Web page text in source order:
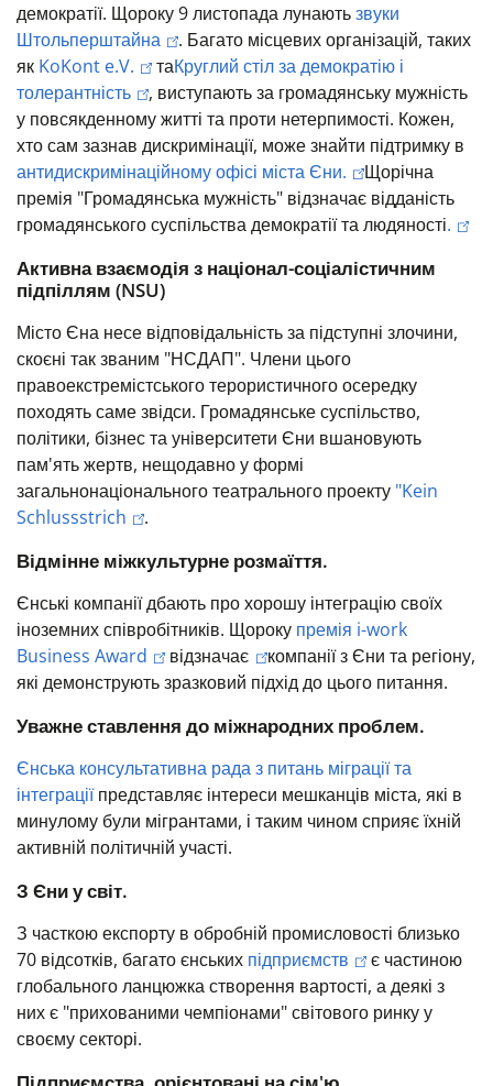
демократії. Щороку 9 листопада лунаютьзвуки
Штольперштайна
. Багато місцевих організацій, таких
як KoKont e.V. таКруглий стіл за демократію і
толерантність
, виступають за громадянську мужність
у повсякденному житті та проти нетерпимості. Кожен,
хто сам зазнав дискримінації, може знайти підтримку в
антидискримінаційному офісі міста Єни.
Щорічна
премія "Громадянська мужність" відзначає відданість
громадянського суспільства демократії та людяності.
Активна взаємодія з націонал-соціалістичним
підпіллям (NSU)
Місто Єна несе відповідальність за підступні злочини,
скоєні так званим "НСДАП". Члени цього
правоекстремістського терористичного осередку
походять саме звідси. Громадянське суспільство,
політики, бізнес та університети Єни вшановують
пам'ять жертв, нещодавно у формі
загальнонаціонального театрального проекту "Kein
Schlussstrich
.
Відмінне міжкультурне розмаїття.
Єнські компанії дбають про хорошу інтеграцію своїх
іноземних співробітників. Щороку премія i-work
Business Award
відзначає
компанії з Єни та регіону,
які демонструють зразковий підхід до цього питання.
Уважне ставлення до міжнародних проблем.
Єнська консультативна рада з питань міграції та
інтеграції представляє інтереси мешканців міста, які в
минулому були мігрантами, і таким чином сприяє їхній
активній політичній участі.
З Єни у світ.
З часткою експорту в обробній промисловості близько
70 відсотків, багато єнських підприємств
є частиною
глобального ланцюжка створення вартості, а деякі з
них є "прихованими чемпіонами" світового ринку у
своєму секторі.